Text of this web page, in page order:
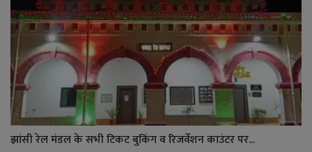
झांसी रेल मंडल के सभी टिकट बुकिंग व रिजर्वेशन काउंटर पर...